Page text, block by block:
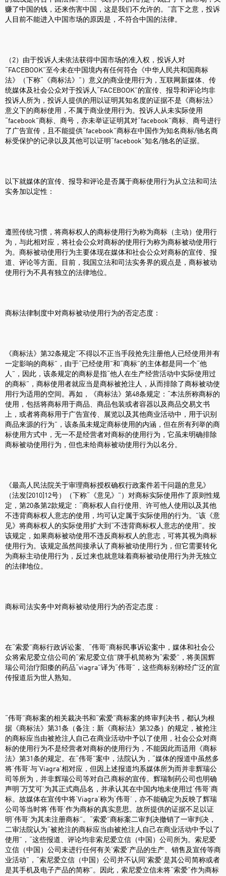
赚了中国的钱，还来伤害中国，这是我们不允许的。”言下之意，投诉
人目前不能进入中国市场的原因是，不符合中国的法律。
（2）由于投诉人未依法获得中国市场的准入权，投诉人对
“FACEBOOK”至今未在中国境内有任何符合《中华人民共和国商标
法》（下称“《商标法》”）意义的商业使用行为，互联网新媒体、传
统媒体及社会公众对于投诉人“FACEBOOK”的宣传、报导和评论均非
投诉人所为，投诉人提供的用以证明其知名度的证据不是《商标法》
意义下的商标使用，不属于商业使用行为。投诉人从未实际使用
“facebook”商标、商号，亦未举证证明其对“facebook”商标、商号进行
了广告宣传，且不能提供“facebook”商标在中国作为知名商标/驰名商
标受保护的记录以及其他可以证明“facebook”知名/驰名的证据。
以下就媒体的宣传、报导和评论是否属于商标使用行为从立法和司法
实务加以定性：
遵照传统习惯，将商标权人的商标使用行为称为商标（主动）使用行
为，与此相对应，将社会公众对商标的使用行为称为商标被动使用行
为。商标被动使用行为主要体现在媒体和社会公众对商标的宣传、报
道、评论等方面。目前，我国立法和司法实务界的观点是，商标被动
使用行为不具有独立的法律地位。
商标法律制度中对商标被动使用行为的否定态度：
《商标法》第32条规定“不得以不正当手段抢先注册他人已经使用并有
一定影响的商标”，由于“已经使用”和“商标”的主体都是同一个“他
人”，因此，该条规定的商标是指“他人在生产经营活动中实际使用过
的商标”，商标使用者就应当是商标被抢注人，从而排除了商标被动使
用行为适用的空间。再如，《商标法》第48条规定：“本法所称商标的
使用，包括将商标用于商品、商品包装或者容器以及商品交易文书
上，或者将商标用于广告宣传、展览以及其他商业活动中，用于识别
商品来源的行为”，该条虽未规定商标使用的内涵，但在所有列举的商
标使用方式中，无一不是经营者对商标的使用行为，它虽未明确排除
商标被动使用行为，但也未给商标被动使用行为以名分。
《最高人民法院关于审理商标授权确权行政案件若干问题的意见》
（法发[2010]12号）（下称“《意见》”）对商标实际使用作了原则性规
定，第20条第2款规定：“商标权人自行使用、许可他人使用以及其他
不违背商标权人意志的使用，均可认定属于实际使用的行为。”该《意
见》将商标权人的实际使用扩大到“不违背商标权人意志的使用”。按
该规定，如果商标被动使用不违反商标权人的意志，可将其视为商标
使用行为。该规定虽然间接承认了商标被动使用行为，但它需要转化
为商标主动使用行为，反过来也就意味着商标被动使用行为并无独立
的法律地位。
商标司法实务中对商标被动使用行为的否定态度：
在“索爱”商标行政诉讼案、“伟哥”商标民事诉讼案中，媒体和社会公
众将索尼爱立信公司的“索尼爱立信”牌手机简称为“索爱”，将美国辉
瑞公司治疗阳痿的药品“viagra”译为“伟哥”，这些商标别称经广泛的宣
传报道后为世人熟知。
“伟哥”商标案的相关裁决书和“索爱”商标案的终审判决书，都认为根
据《商标法》第31条（备注：新《商标法》第32条）的规定，被抢注
的商标应当由被抢注人自己在商业活动中予以了使用，社会公众对商
标的使用行为不是经营者对商标的使用行为，不能因此而适用《商标
法》第31条的规定。在“伟哥”案中，法院认为，“媒体的报道中虽然多
将‘伟哥’与‘Viagra’相对应，但因上述报道均系媒体所为而并非辉瑞公
司等所为，并非辉瑞公司等对自己商标的宣传。辉瑞制药公司也明确
声明‘万艾可’为其正式商品名，并承认其在中国内地未使用过‘伟哥’商
标。故媒体在宣传中将‘Viagra’称为‘伟哥’，亦不能确定为反映了辉瑞
公司等当时将‘伟哥’作为商标的真实意思。故所提供的证据不足以证
明‘伟哥’为其未注册商标”。“索爱”商标案二审判决撤销了一审判决，
二审法院认为“被抢注的商标应当由被抢注人自己在商业活动中予以了
使用”，“这些报道、评论均非索尼爱立信（中国）公司所为。索尼爱
立信（中国）公司未进行任何有关‘索爱’产品的生产、销售及宣传等商
业活动”，“索尼爱立信（中国）公司并不认同‘索爱’是其公司简称或者
是其手机及电子产品的简称”。因此，索尼爱立信未将“索爱”作为商标